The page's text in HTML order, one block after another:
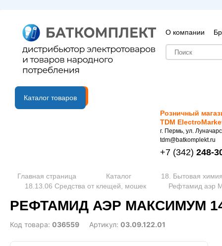
О компании
B2B портал
Каталог товаров
Розничный
TDM
г. Пермь, ул.
tdm@batkomplekt.ru
+7 (342) 248-
Главная страница Каталог
18. Бытовая
18.13.06 Средства от клещей, мошек
Рефтамид аэр
РЕФТАМИД АЭР МАКСИМУМ
Код товара: 036559 Артикул: 03.09.122.01